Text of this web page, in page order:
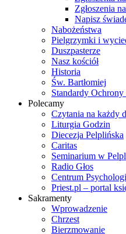
Zgłoszenia
Napisz
Nabożeństwa
Pielgrzymki i
Duszpasterze
Nasz kościół
Historia
Św. Bartłomiej
Standardy Ochrony
Polecamy
Czytania na każdy
Liturgia Godzin
Diecezja Pelplińska
Caritas
Seminarium w
Radio Głos
Centrum
Priest.pl – portal
Sakramenty
Wprowadzenie
Chrzest
Bierzmowanie